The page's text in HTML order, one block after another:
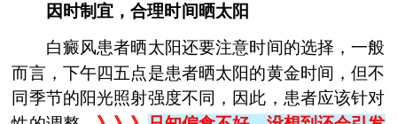
因时制宜，合理时间晒太阳
白癜风患者晒太阳还要注意时间的选择，一般
而言，下午四五点是患者晒太阳的黄金时间，但不
同季节的阳光照射强度不同，因此，患者应该针对